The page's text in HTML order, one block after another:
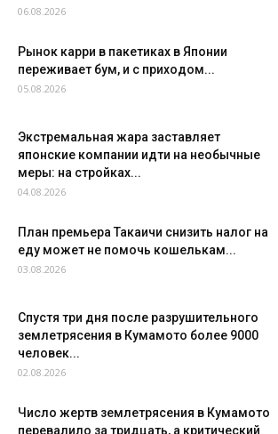
06.08.2026
Рынок карри в пакетиках в Японии
переживает бум, и с приходом...
05.08.2026
Экстремальная жара заставляет
японские компании идти на необычные
меры: на стройках...
04.08.2026
План премьера Такаичи снизить налог на
еду может не помочь кошелькам...
03.08.2026
Спустя три дня после разрушительного
землетрясения в Кумамото более 9000
человек...
02.08.2026
Число жертв землетрясения в Кумамото
перевалило за тридцать, а критический